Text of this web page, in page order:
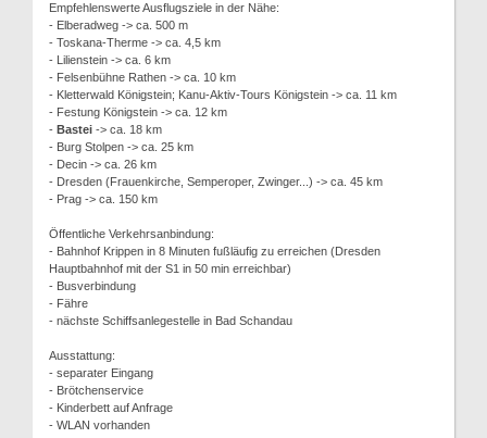
Empfehlenswerte Ausflugsziele in der Nähe:
- Elberadweg -> ca. 500 m
- Toskana-Therme -> ca. 4,5 km
- Lilienstein -> ca. 6 km
- Felsenbühne Rathen -> ca. 10 km
- Kletterwald Königstein; Kanu-Aktiv-Tours Königstein -> ca. 11 km
- Festung Königstein -> ca. 12 km
- Bastei -> ca. 18 km
- Burg Stolpen -> ca. 25 km
- Decin -> ca. 26 km
- Dresden (Frauenkirche, Semperoper, Zwinger...) -> ca. 45 km
- Prag -> ca. 150 km
Öffentliche Verkehrsanbindung:
- Bahnhof Krippen in 8 Minuten fußläufig zu erreichen (Dresden
Hauptbahnhof mit der S1 in 50 min erreichbar)
- Busverbindung
- Fähre
- nächste Schiffsanlegestelle in Bad Schandau
Ausstattung:
- separater Eingang
- Brötchenservice
- Kinderbett auf Anfrage
- WLAN vorhanden